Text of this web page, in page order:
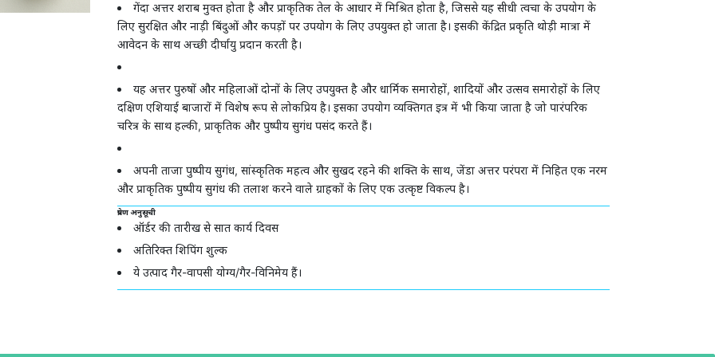
गेंदा अत्तर शराब मुक्त होता है और प्राकृतिक तेल के आधार में मिश्रित होता है, जिससे यह सीधी त्वचा के उपयोग के
लिए सुरक्षित और नाड़ी बिंदुओं और कपड़ों पर उपयोग के लिए उपयुक्त हो जाता है। इसकी केंद्रित प्रकृति थोड़ी मात्रा में
आवेदन के साथ अच्छी दीर्घायु प्रदान करती है।
यह अत्तर पुरुषों और महिलाओं दोनों के लिए उपयुक्त है और धार्मिक समारोहों, शादियों और उत्सव समारोहों के लिए
दक्षिण एशियाई बाजारों में विशेष रूप से लोकप्रिय है। इसका उपयोग व्यक्तिगत इत्र में भी किया जाता है जो पारंपरिक
चरित्र के साथ हल्की, प्राकृतिक और पुष्पीय सुगंध पसंद करते हैं।
अपनी ताजा पुष्पीय सुगंध, सांस्कृतिक महत्व और सुखद रहने की शक्ति के साथ, जेंडा अत्तर परंपरा में निहित एक नरम
और प्राकृतिक पुष्पीय सुगंध की तलाश करने वाले ग्राहकों के लिए एक उत्कृष्ट विकल्प है।
प्रेषण अनुसूची
ऑर्डर की तारीख से सात कार्य दिवस
अतिरिक्त शिपिंग शुल्क
ये उत्पाद गैर-वापसी योग्य/गैर-विनिमेय हैं।